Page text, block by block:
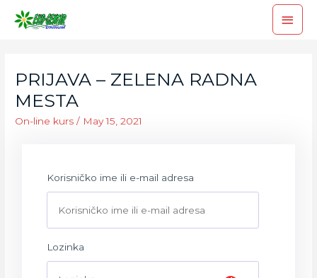
PRIJAVA – ZELENA RADNA
MESTA
On-line kurs / May 15, 2021
Korisničko ime ili e-mail adresa
Lozinka